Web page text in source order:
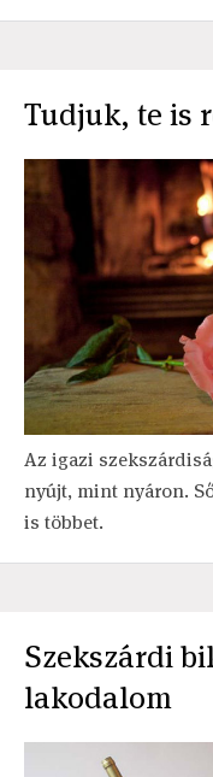
Tudjuk, te is
Az igazi
nyújt, mint nyáron.
is többet.
Szekszárdi
lakodalom